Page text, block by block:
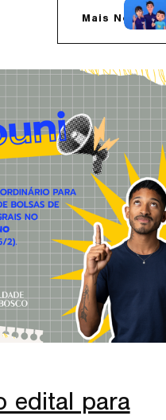
Mais Notícias
edital para